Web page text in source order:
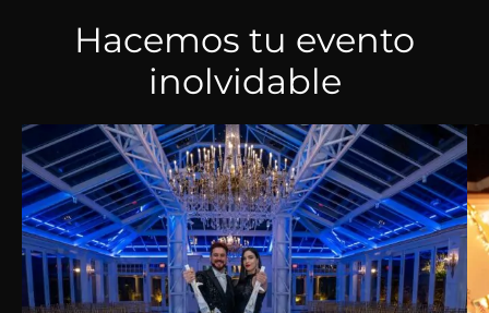
Hacemos tu evento
inolvidable